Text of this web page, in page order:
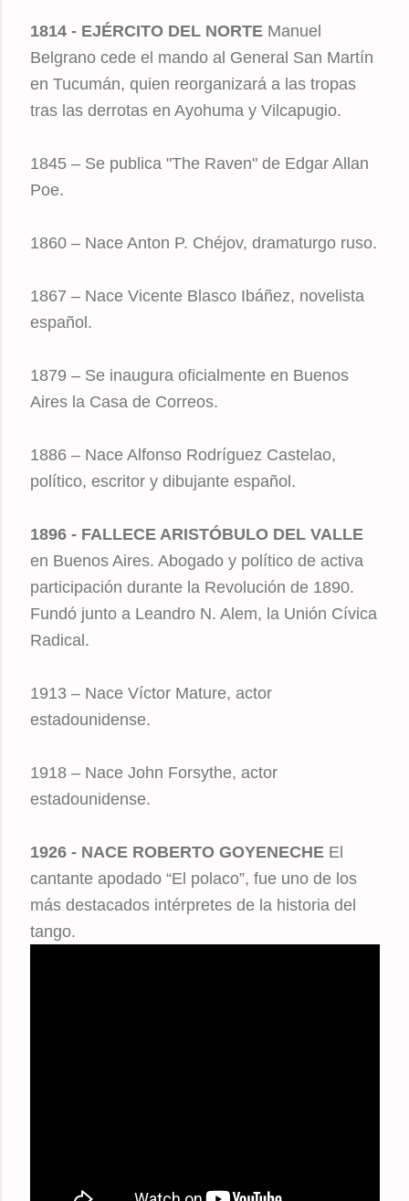
1814 - EJÉRCITO DEL NORTEManuel
Belgrano cede el mando al General San Martín
en Tucumán, quien reorganizará a las tropas
tras las derrotas en Ayohuma y Vilcapugio.
1845 – Se publica "The Raven" de Edgar Allan
Poe.
1860 – Nace Anton P. Chéjov, dramaturgo ruso.
1867 – Nace Vicente Blasco Ibáñez, novelista
español.
1879 – Se inaugura oficialmente en Buenos
Aires la Casa de Correos.
1886 – Nace Alfonso Rodríguez Castelao,
político, escritor y dibujante español.
1896 - FALLECE ARISTÓBULO DEL VALLE
en Buenos Aires. Abogado y político de activa
participación durante la Revolución de 1890.
Fundó junto a Leandro N. Alem, la Unión Cívica
Radical.
1913 – Nace Víctor Mature, actor
estadounidense.
1918 – Nace John Forsythe, actor
estadounidense.
1926 - NACE ROBERTO GOYENECHEEl
cantante apodado “El polaco”, fue uno de los
más destacados intérpretes de la historia del
tango.